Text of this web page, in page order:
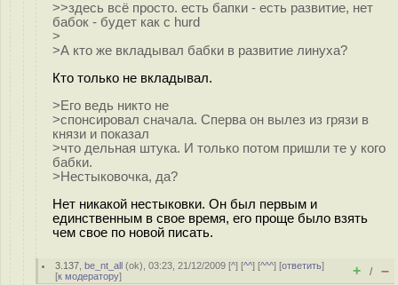
>>здесь всё просто. есть бапки - есть развитие, нет
бабок - будет как с hurd
>
>А кто же вкладывал бабки в развитие линуха?
Кто только не вкладывал.
>Его ведь никто не
>спонсировал сначала. Сперва он вылез из грязи в
князи и показал
>что дельная штука. И только потом пришли те у кого
бабки.
>Нестыковочка, да?
Нет никакой нестыковки. Он был первым и
единственным в свое время, его проще было взять
чем свое по новой писать.
3.137 ,be_nt_all (ok), 03:23, 21/12/2009 [^] [^^] [^^^] [ответить]
[к модератору] + / –